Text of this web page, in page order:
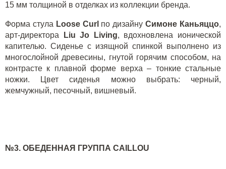
15 мм толщиной в отделках из коллекции бренда.
Форма стула Loose Curl по дизайнуСимоне Каньяццо,
арт-директора
Liu Jo Living, вдохновлена ионической
капителью. Сиденье с изящной спинкой выполнено из
многослойной древесины, гнутой горячим способом, на
контрасте к плавной форме верха – тонкие стальные
ножки. Цвет сиденья можно выбрать: черный,
жемчужный, песочный, вишневый.
№3. ОБЕДЕННАЯ ГРУППА CAILLOU